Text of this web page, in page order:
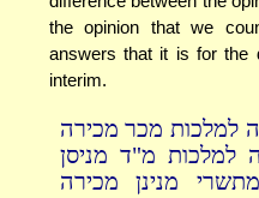
the opinion that we
answers that it is for the
interim.
למלכות מכר מכירה
למלכות מ"ד מניסן
מנינן מכירה